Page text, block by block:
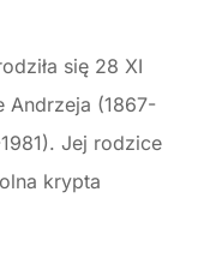
się 28 XI
Andrzeja (1867-
Jej rodzice
krypta